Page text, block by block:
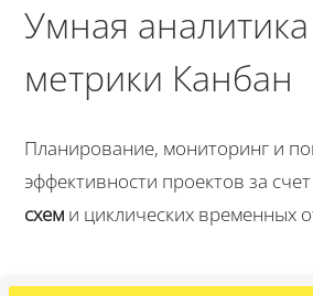
Умная
метрики Канбан
Планирование, мониторинг и
эффективности проектов за счет
схем и циклических временных